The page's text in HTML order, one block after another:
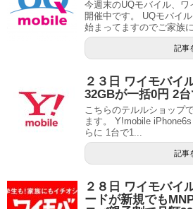
今週末のUQモバイル、
開催中です。 UQモバイ
始まってますのでご家族
記事
２３日 ワイモバイ
32GBが一括0円 2
こちらのテルルショップ
ます。 Y!mobile
らに 1台で1...
記事
２８日 ワイモバイ
ードが新規でも